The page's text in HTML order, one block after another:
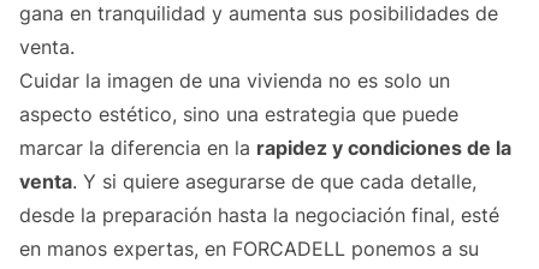
gana en tranquilidad y aumenta sus posibilidades de
venta.
Cuidar la imagen de una vivienda no es solo un
aspecto estético, sino una estrategia que puede
marcar la diferencia en la rapidez y condiciones de la
venta. Y si quiere asegurarse de que cada detalle,
desde la preparación hasta la negociación final, esté
en manos expertas, en FORCADELL ponemos a su